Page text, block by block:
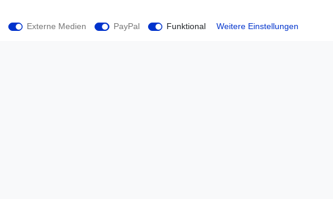
Externe Medien PayPal Funktional Weitere Einstellungen